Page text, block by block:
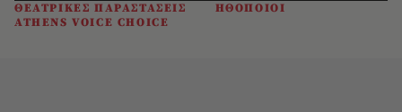
ΘΕΑΤΡΙΚΕΣ ΠΑΡΑΣΤΑΣΕΙΣ
ΗΘΟΠΟΙΟΙ
ATHENS VOICE CHOICE